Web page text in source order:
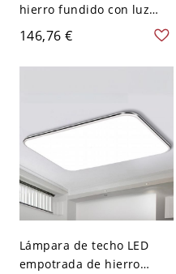
hierro fundido con luz
pura, color tiza, 1 luz,
pantalla acrílica, LED
empotrado, 110V-120V,
146,76 €
Lámpara de techo LED
empotrada de hierro